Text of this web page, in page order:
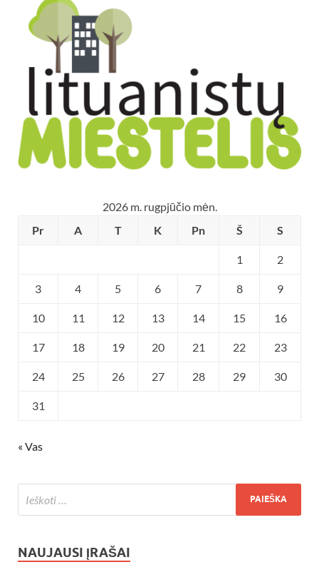
2026 m. rugpjūčio mėn.
Pr
A T K Pn Š S
1 2
3 4 5 6 7 8 9
10 11 12 13 14 15 16
17 18 19 20 21 22 23
24 25 26 27 28 29 30
31
« Vas
NAUJAUSI ĮRAŠAI